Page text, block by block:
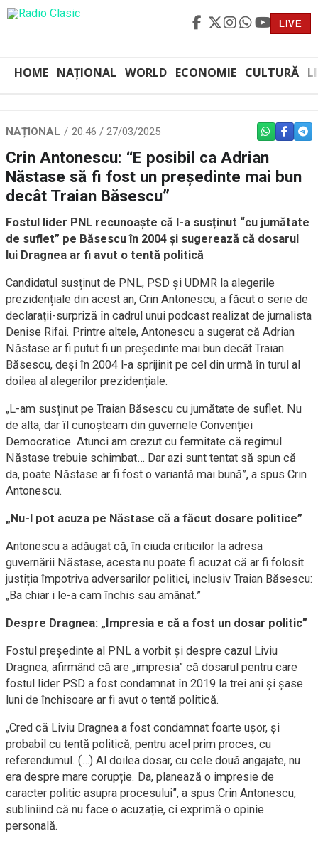
LIVE
HOME NAȚIONAL WORLD ECONOMIE CULTURĂ
NAȚIONAL 20:46 / 27/03/2025 WHATSAPP
Crin Antonescu: “E posibil ca Adrian
Năstase să fi fost un președinte mai bun
decât Traian Băsescu”
Fostul lider PNL recunoaște că l-a susținut “cu jumătate
de suflet” pe Băsescu în 2004 și sugerează că dosarul
lui Dragnea ar fi avut o tentă politică
Candidatul susținut de PNL, PSD și UDMR la alegerile
prezidențiale din acest an, Crin Antonescu, a făcut o serie de
declarații-surpriză în cadrul unui podcast realizat de jurnalista
Denise Rifai. Printre altele, Antonescu a sugerat că Adrian
Năstase ar fi putut fi un președinte mai bun decât Traian
Băsescu, deși în 2004 l-a sprijinit pe cel din urmă în turul al
doilea al alegerilor prezidențiale.
„L-am susținut pe Traian Băsescu cu jumătate de suflet. Nu
de alta, dar îl cunoșteam din guvernele Convenției
Democratice. Atunci am crezut cu fermitate că regimul
Năstase trebuie schimbat… Dar azi sunt tentat să spun că
da, poate Năstase ar fi fost o variantă mai bună”, a spus Crin
Antonescu.
„Nu-l pot acuza pe Năstase că a făcut dosare politice”
Antonescu a adăugat că, în ciuda criticilor la adresa
guvernării Năstase, acesta nu poate fi acuzat că ar fi folosit
justiția împotriva adversarilor politici, inclusiv Traian Băsescu:
„Ba chiar i le-a cam închis sau amânat.”
Despre Dragnea: „Impresia e că a fost un dosar politic”
Fostul președinte al PNL a vorbit și despre cazul Liviu
Dragnea, afirmând că are „impresia” că dosarul pentru care
fostul lider PSD a fost condamnat în 2019 la trei ani și șase
luni de închisoare ar fi avut o tentă politică.
„Cred că Liviu Dragnea a fost condamnat foarte ușor, și
probabil cu tentă politică, pentru acel prim proces, cu
referendumul. (…) Al doilea dosar, cu cele două angajate, nu
era despre mare corupție. Da, planează o impresie de
caracter politic asupra procesului”, a spus Crin Antonescu,
subliniind că nu face o acuzație, ci exprimă o opinie
personală.